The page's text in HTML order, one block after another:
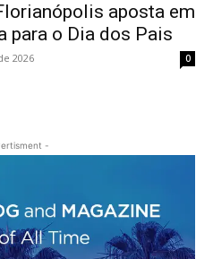
aposta em
para o Dia dos Pais
2026 0
-